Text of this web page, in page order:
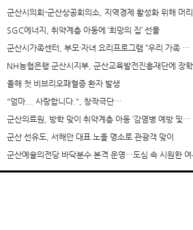
군산시의회-군산상공회의소, 지역경제 활성화 위해 머
SGC에너지, 취약계층 아동에 ‘희망의 집’ 선물
군산시가족센터, 부모·자녀 요리프로그램 “우리 가족 …
NH농협은행 군산시지부, 군산교육발전진흥재단에 장
올해 첫 비브리오패혈증 환자 발생
"엄마... 사랑합니다.", 창작극단…
군산의료원, 방학 맞이 취약계층 아동 ‘감염병 예방 및…
군산 선유도, 서해안 대표 노을 명소로 관광객 맞이
군산예술의전당 바닥분수 본격 운영…도심 속 시원한